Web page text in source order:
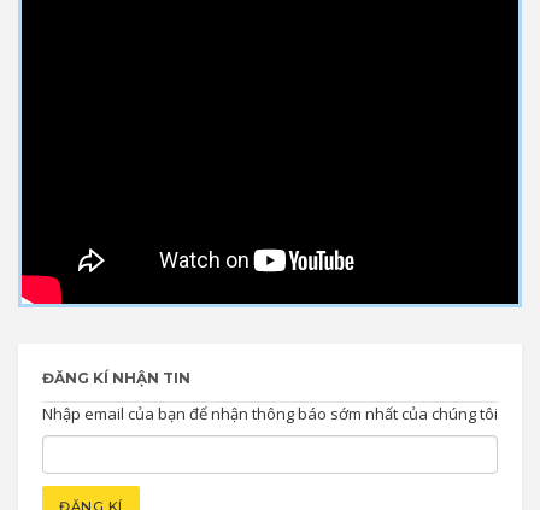
ĐĂNG KÍ NHẬN TIN
Nhập email của bạn để nhận thông báo sớm nhất của chúng tôi